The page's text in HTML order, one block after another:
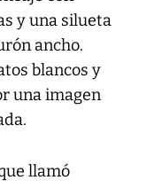
y una silueta
ancho.
blancos y
una imagen
llamó